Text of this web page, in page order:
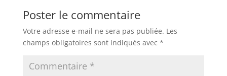
Poster le commentaire
Votre adresse e-mail ne sera pas publiée. Les
champs obligatoires sont indiqués avec *